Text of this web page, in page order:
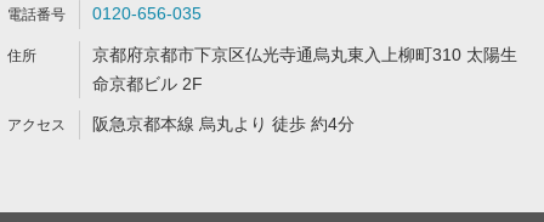
0120-656-035
京都府京都市下京区仏光寺通烏丸東入上柳町310 太陽生
命京都ビル 2F
阪急京都本線 烏丸より 徒歩 約4分